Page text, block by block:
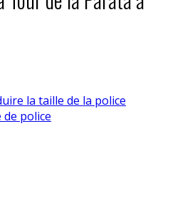
la taille de la police
police